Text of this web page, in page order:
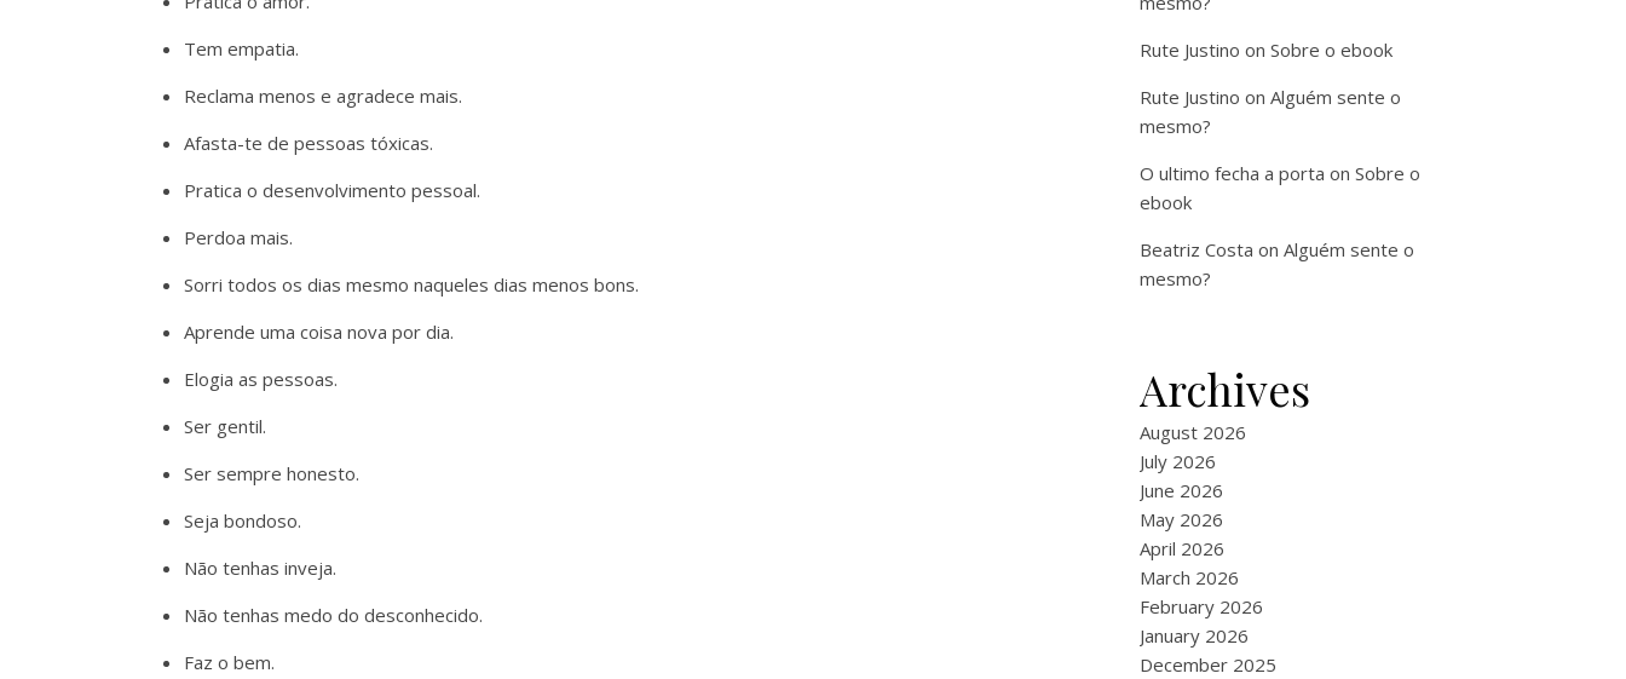
Tem empatia.
Reclama menos e agradece mais.
Afasta-te de pessoas tóxicas.
Pratica o desenvolvimento pessoal.
Perdoa mais.
Sorri todos os dias mesmo naqueles dias menos bons.
Aprende uma coisa nova por dia.
Elogia as pessoas.
Ser gentil.
Ser sempre honesto.
Seja bondoso.
Não tenhas inveja.
Não tenhas medo do desconhecido.
Faz o bem.
Rute Justino on Sobre o ebook
Rute Justino on Alguém sente o
mesmo?
O ultimo fecha a porta on Sobre o
ebook
Beatriz Costa on Alguém sente o
mesmo?
Archives
August 2026
July 2026
June 2026
May 2026
April 2026
March 2026
February 2026
January 2026
December 2025